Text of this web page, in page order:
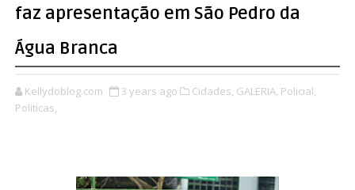
faz apresentação em São Pedro da
Água Branca
Kellydoblog.com 3 years ago Cidades, GALERIA, Policial,
Politicas,